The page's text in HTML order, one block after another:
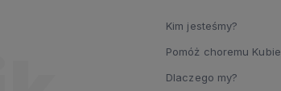
Kim jesteśmy?
Pomóż choremu Kubie
Dlaczego my?